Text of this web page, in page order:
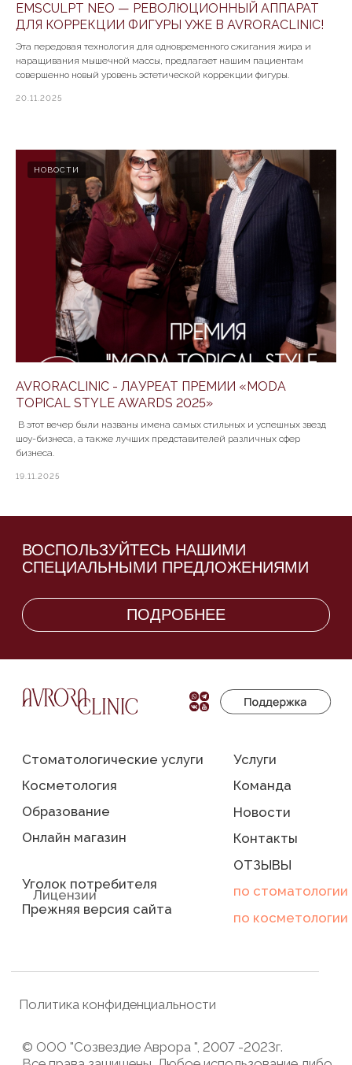
EMSCULPT NEO — РЕВОЛЮЦИОННЫЙ АППАРАТ
ДЛЯ КОРРЕКЦИИ ФИГУРЫ УЖЕ В AVRORACLINIC!
Эта передовая технология для одновременного сжигания жира и
наращивания мышечной массы, предлагает нашим пациентам
совершенно новый уровень эстетической коррекции фигуры.
20.11.2025
НОВОСТИ
AVRORACLINIC - ЛАУРЕАТ ПРЕМИИ «MODA
TOPICAL STYLE AWARDS 2025»
В этот вечер были названы имена самых стильных и успешных звезд
шоу-бизнеса, а также лучших представителей различных сфер
бизнеса.
19.11.2025